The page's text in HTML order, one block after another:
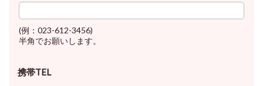
(例：023-612-3456)
半角でお願いします。
携帯TEL